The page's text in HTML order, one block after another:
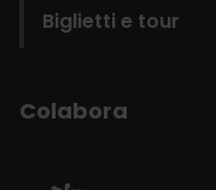
Biglietti e tour
Colabora